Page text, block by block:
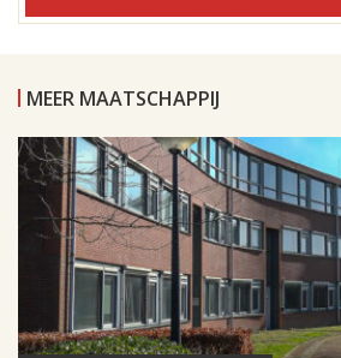
MEER MAATSCHAPPIJ